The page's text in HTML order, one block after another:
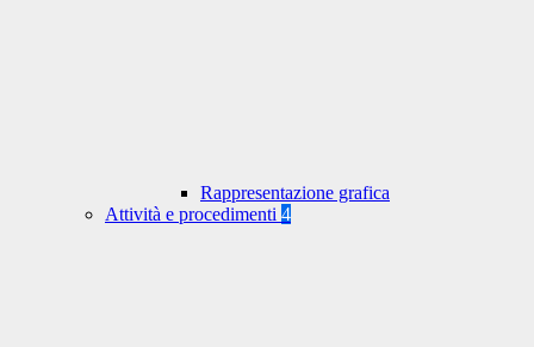
Rappresentazione grafica
Attività e procedimenti 4